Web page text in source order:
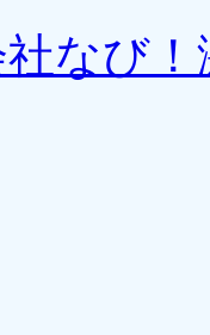
なび